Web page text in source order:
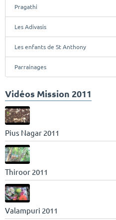
Pragathi
Les Adivasis
Les enfants de St Anthony
Parrainages
Vidéos Mission 2011
Pius Nagar 2011
Thiroor 2011
Valampuri 2011